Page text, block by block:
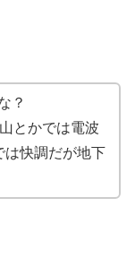
？
とかでは電波
は快調だが地下